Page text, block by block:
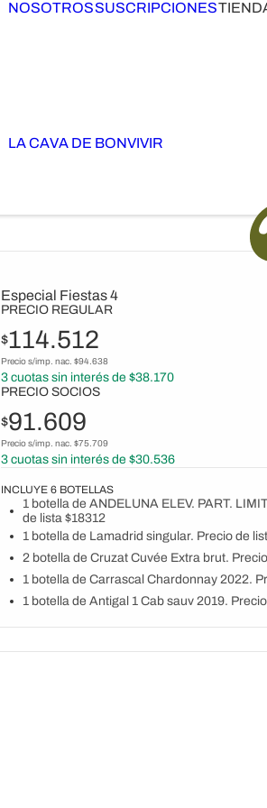
NOSOTROSSUSCRIPCIONES
LA CAVA DE BONVIVIR
Especial Fiestas 4
PRECIO REGULAR
$114.512
Precio s/imp. nac. $94.638
3 cuotas sin interés de $38.170
PRECIO SOCIOS
$91.609
Precio s/imp. nac. $75.709
3 cuotas sin interés de $30.536
INCLUYE6 BOTELLAS
1 botella de ANDELUNA ELEV. PART.
de lista $18312
1 botella de Lamadrid singular. Precio de
2 botella de Cruzat Cuvée Extra brut.
1 botella de Carrascal Chardonnay 2022.
1 botella de Antigal 1 Cab sauv 2019.